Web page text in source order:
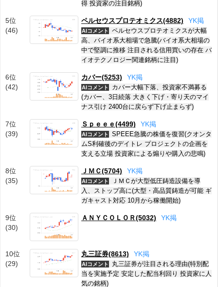
得 投資家の注目銘柄)
5位
(46)
ペルセウスプロテオミクス(4882) YK掲
AIコメント
ペルセウスプロテオミクスが大幅
高、バイオ系大相場で急騰(バイオ系大相場の
中で堅調に推移 注目される信用買いの存在 バ
イオテクノロジー関連銘柄に注目)
6位
(42)
カバー(5253) YK掲
AIコメント
カバー大幅下落、投資家不満募る
(カバー、3日続落 大きく下げ・寄り天のマイ
ナス引け 2400台に戻らず下げ止まらず)
7位
(39)
Ｓｐｅｅｅ(4499) YK掲
AIコメント
SPEEE急騰の株価を復習(クオンタ
ムS利確後のデイトレ プロジェクトの企画を
支える立場 投資家による煽りや購入の悲鳴)
8位
(35)
ＪＭＣ(5704) YK掲
AIコメント
ＪＭＣが大型低圧鋳造設備を導
入、ストップ高に(大型・高品質鋳造が可能 ギ
ガキャスト対応 10月から稼働開始)
9位
(30)
ＡＮＹＣＯＬＯＲ(5032) YK掲
10位
(29)
丸三証券(8613) YK掲
AIコメント
丸三証券が注目される理由(特別配
当を実施予定 安定した配当利回り 投資家に人
気の銘柄)